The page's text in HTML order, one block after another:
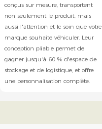
conçus sur mesure, transportent
non seulement le produit, mais
aussi l'attention et le soin que votre
marque souhaite véhiculer. Leur
conception pliable permet de
gagner jusqu'à 60 % d'espace de
stockage et de logistique, et offre
une personnalisation complète.